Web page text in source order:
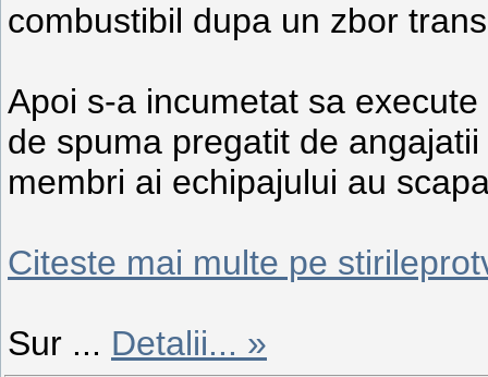
combustibil dupa un zbor
Apoi s-a incumetat sa
de spuma pregatit de
membri ai echipajului au
Citeste mai multe pe
Sur ... Detalii... »